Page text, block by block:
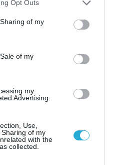
behaviour. You may click to
and its third-party tags to
purposes in below Google
Opt Outs
of my
of my
my
Advertising.
Use,
of my
with the
collected.
τον
τον ΣΚΑΪ – Ο λόγος της